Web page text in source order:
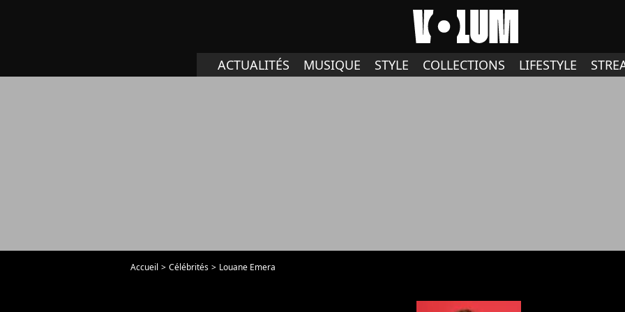
ACTUALITÉS MUSIQUE STYLE COLLECTIONS LIFESTYLE
Accueil Célébrités Louane Emera